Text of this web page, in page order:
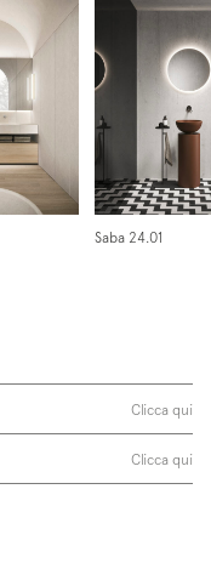
Saba 24.01
Clicca qui
Clicca qui